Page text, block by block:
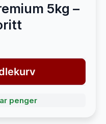
5kg –
penger